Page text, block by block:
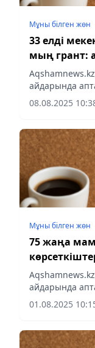
Мұны білген жөн
33 елді
мың грант:
көрсеткіші
айдарында
шолу жасады.
08.08.2025
Мұны білген жөн
75 жаңа
айдарында
оқиғаларға
01.08.2025